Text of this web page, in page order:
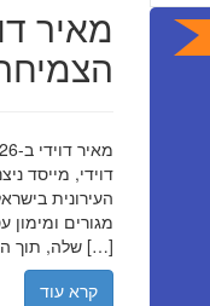
מאיר
דוידי, מייסד
העירונית
שלה, תוך הדגשת ערכי […]
קרא עוד